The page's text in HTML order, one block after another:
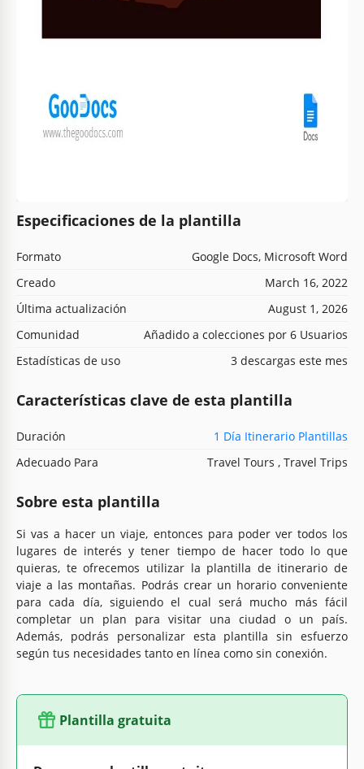
Especificaciones de la plantilla
Formato
Google Docs, Microsoft Word
Creado
March 16, 2022
Última actualización
August 1, 2026
Comunidad
Añadido a colecciones por 6 Usuarios
Estadísticas de uso
3 descargas este mes
Características clave de esta plantilla
Duración
1 Día Itinerario Plantillas
Adecuado Para
Travel Tours , Travel Trips
Sobre esta plantilla
Si vas a hacer un viaje, entonces para poder ver todos los
lugares de interés y tener tiempo de hacer todo lo que
quieras, te ofrecemos utilizar la plantilla de itinerario de
viaje a las montañas. Podrás crear un horario conveniente
para cada día, siguiendo el cual será mucho más fácil
completar un plan para visitar una ciudad o un país.
Además, podrás personalizar esta plantilla sin esfuerzo
según tus necesidades tanto en línea como sin conexión.
Plantilla gratuita